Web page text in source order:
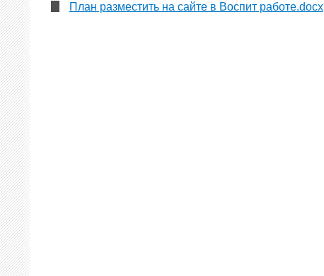
План разместить на сайте в Воспит работе.docx